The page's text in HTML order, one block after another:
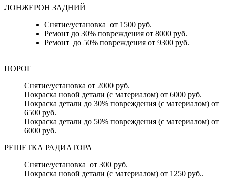
ЛОНЖЕРОН ЗАДНИЙ
Снятие/установка от 1500 руб.
Ремонт до 30% повреждения от 8000 руб.
Ремонт до 50% повреждения от 9300 руб.
ПОРОГ
Снятие/установка от 2000 руб.
Покраска новой детали (с материалом) от 6000 руб.
Покраска детали до 30% повреждения (с материалом) от
6500 руб.
Покраска детали до 50% повреждения (с материалом) от
6000 руб.
РЕШЕТКА РАДИАТОРА
Снятие/установка от 300 руб.
Покраска новой детали (с материалом) от 1250 руб..